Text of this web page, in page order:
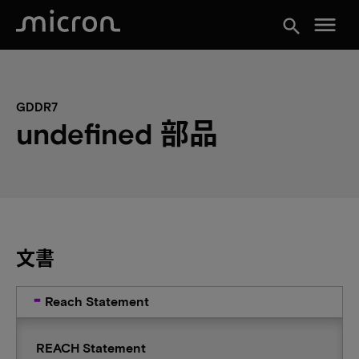
search menu
GDDR7
undefined 部品
文書
Reach Statement
REACH Statement